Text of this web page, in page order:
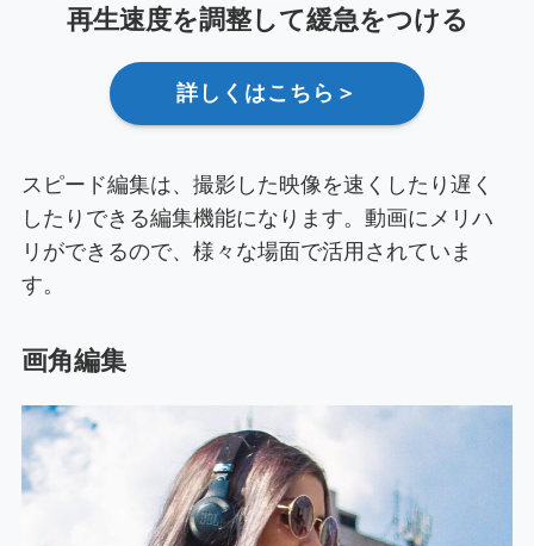
再生速度を調整して緩急をつける
詳しくはこちら＞
スピード編集は、撮影した映像を速くしたり遅く
したりできる編集機能になります。動画にメリハ
リができるので、様々な場面で活用されていま
す。
画角編集